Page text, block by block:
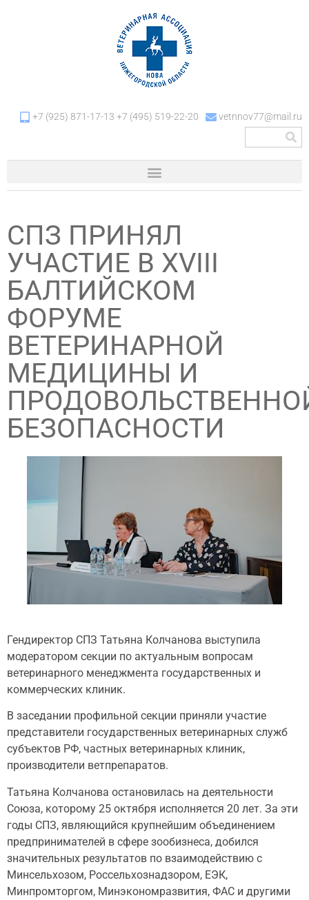
+7 (925) 871-17-13 +7 (495) 519-22-20 vetnnov77@mail.ru
СПЗ ПРИНЯЛ
УЧАСТИЕ В XVIII
БАЛТИЙСКОМ
ФОРУМЕ
ВЕТЕРИНАРНОЙ
МЕДИЦИНЫ И
БЕЗОПАСНОСТИ
Гендиректор СПЗ Татьяна Колчанова выступила
модератором секции по актуальным вопросам
ветеринарного менеджмента государственных и
коммерческих клиник.
В заседании профильной секции приняли участие
представители государственных ветеринарных служб
субъектов РФ, частных ветеринарных клиник,
производители ветпрепаратов.
Татьяна Колчанова остановилась на деятельности
Союза, которому 25 октября исполняется 20 лет. За эти
годы СПЗ, являющийся крупнейшим объединением
предпринимателей в сфере зообизнеса, добился
значительных результатов по взаимодействию с
Минсельхозом, Россельхознадзором, ЕЭК,
Минпромторгом, Минэкономразвития, ФАС и другими